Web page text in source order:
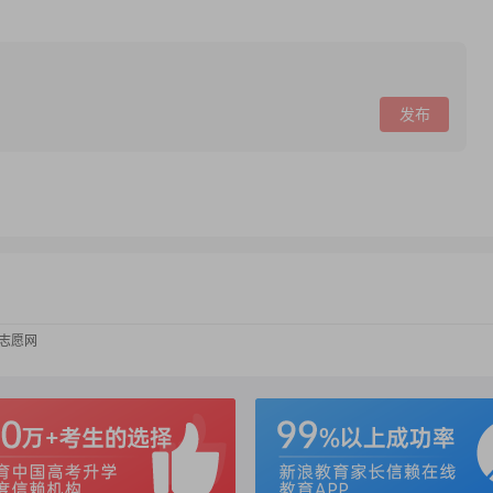
发布
愿网